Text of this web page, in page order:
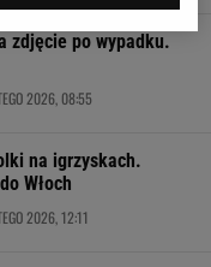
zdjęcie po wypadku.
2026, 08:55
na igrzyskach.
Włoch
2026, 12:11